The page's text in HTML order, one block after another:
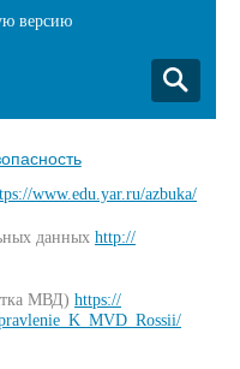
версию
www.edu.yar.ru/azbuka/
данных http://
МВД) https://